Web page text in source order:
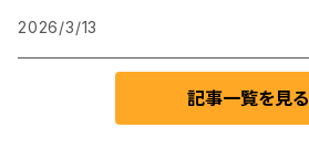
2026/3/13
記事一覧を見る